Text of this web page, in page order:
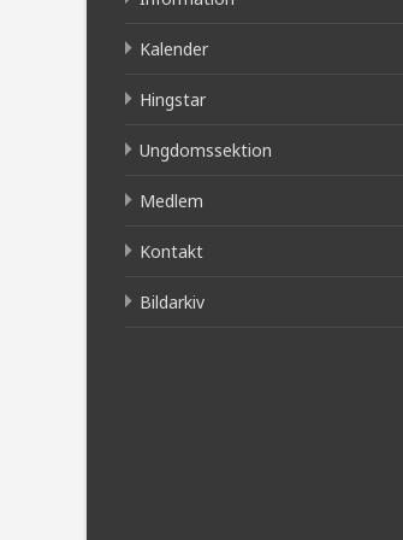
Kalender
Hingstar
Ungdomssektion
Medlem
Kontakt
Bildarkiv